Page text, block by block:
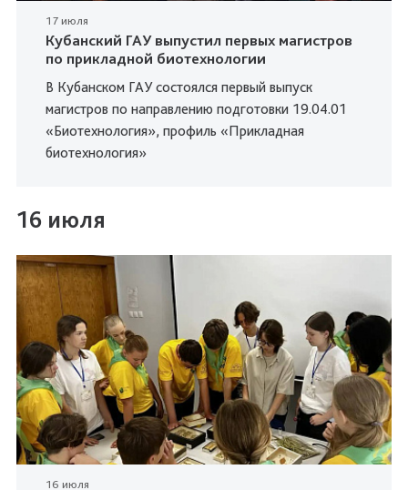
17 июля
Кубанский ГАУ выпустил первых магистров
по прикладной биотехнологии
В Кубанском ГАУ состоялся первый выпуск
магистров по направлению подготовки 19.04.01
«Биотехнология», профиль «Прикладная
биотехнология»
16 июля
16 июля